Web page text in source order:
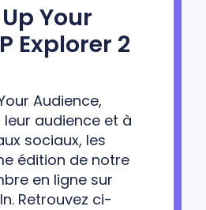
Your
Explorer 2
Audience,
audience et à
sociaux, les
édition de notre
en ligne sur
Retrouvez ci-